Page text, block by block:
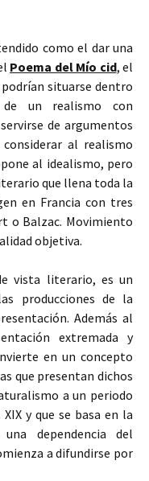
como el dar una
Poema del Mío cid, el
situarse dentro
un realismo con
de argumentos
al realismo
al idealismo, pero
que llena toda la
en Francia con tres
o Balzac. Movimiento
objetiva.
vista literario, es un
producciones de la
Además al
extremada y
en un concepto
que presentan dichos
a un periodo
y que se basa en la
dependencia del
a difundirse por